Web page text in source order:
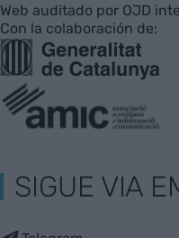
Web auditado por OJD
Con la colaboración de:
SIGUE VIA